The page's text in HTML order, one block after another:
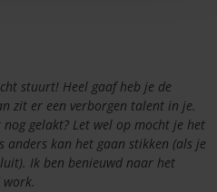
stuurt! Heel gaaf heb je de
zit er een verborgen talent in je.
gelakt? Let wel op mocht je het
kan het gaan stikken (als je
Ik ben benieuwd naar het